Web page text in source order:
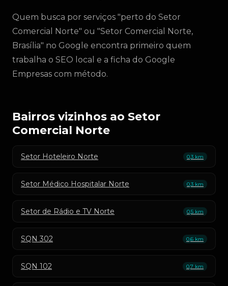
Quem busca por serviços "perto do Setor
Comercial Norte" ou "Setor Comercial Norte,
Brasília" no Google encontra primeiro quem
trabalha o SEO local e a ficha do Google
Empresas com método.
Bairros vizinhos ao Setor
Comercial Norte
Setor Hoteleiro Norte 0,3 km
Setor Médico Hospitalar Norte 0,3 km
Setor de Rádio e TV Norte 0,5 km
SQN 302 0,6 km
SQN 102 0,7 km